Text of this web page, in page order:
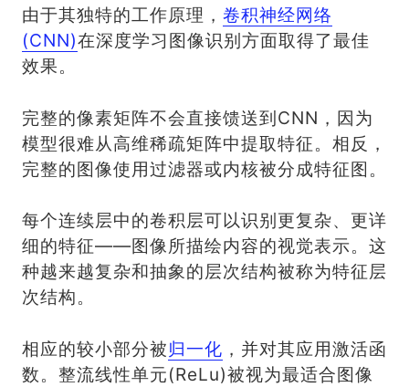
由于其独特的工作原理， 卷积神经网络
(CNN)在深度学习图像识别方面取得了最佳
效果。
完整的像素矩阵不会直接馈送到CNN，因为
模型很难从高维稀疏矩阵中提取特征。相反，
完整的图像使用过滤器或内核被分成特征图。
每个连续层中的卷积层可以识别更复杂、更详
细的特征——图像所描绘内容的视觉表示。这
种越来越复杂和抽象的层次结构被称为特征层
次结构。
相应的较小部分被归一化 ，并对其应用激活函
数。整流线性单元(ReLu)被视为最适合图像